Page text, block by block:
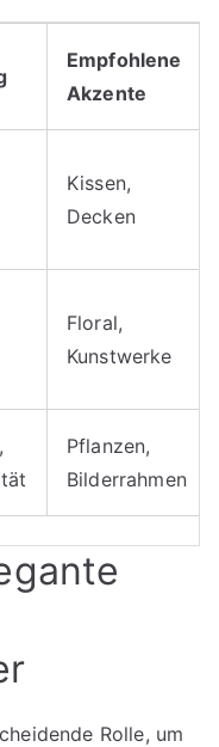
Empfohlene
Akzente
Kissen,
Decken
Floral,
Kunstwerke
Pflanzen,
Bilderrahmen
Rolle, um